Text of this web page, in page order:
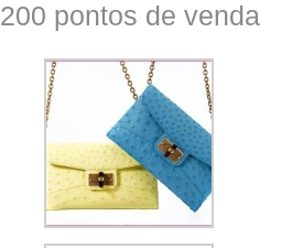
200 pontos de venda